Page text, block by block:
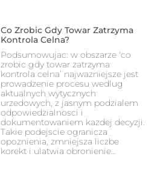
Co Zrobic Gdy Towar Zatrzyma
Kontrola Celna?
Podsumowujac: w obszarze 'co
zrobic gdy towar zatrzyma
kontrola celna’ najwazniejsze jest
prowadzenie procesu wedlug
aktualnych wytycznych
urzedowych, z jasnym podzialem
odpowiedzialnosci i
dokumentowaniem kazdej decyzji.
Takie podejscie ogranicza
opoznienia, zmniejsza liczbe
korekt i ulatwia obronienie…